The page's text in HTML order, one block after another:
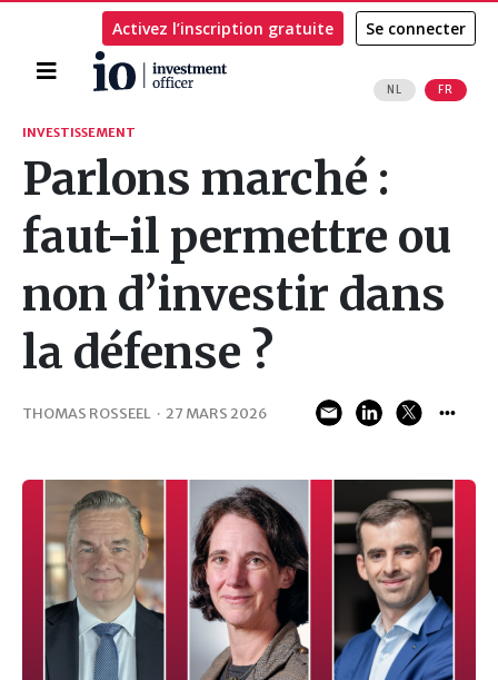
Accueil
NL FR
Activez l’inscription gratuite Se connecter
Rechercher
INVESTISSEMENT
Parlons marché :
faut-il permettre ou
non d’investir dans
la défense ?
THOMAS ROSSEEL · 27 MARS 2026